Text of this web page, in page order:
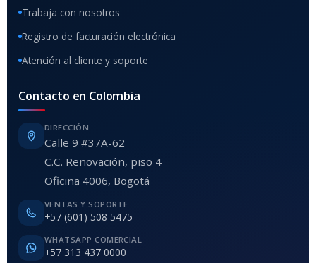
Trabaja con nosotros
Registro de facturación electrónica
Atención al cliente y soporte
Contacto en Colombia
DIRECCIÓN
Calle 9 #37A-62
C.C. Renovación, piso 4
Oficina 4006, Bogotá
VENTAS Y SOPORTE
+57 (601) 508 5475
WHATSAPP COMERCIAL
+57 313 437 0000